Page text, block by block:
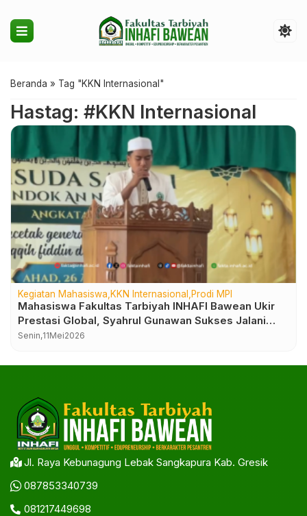
Beranda » Tag "KKN Internasional"
Hastag: #KKN Internasional
Kegiatan Mahasiswa KKN Internasional Prodi MPI
Mahasiswa Fakultas Tarbiyah INHAFI Bawean Ukir
Prestasi Global, Syahrul Gunawan Sukses Jalani
KKN Internasional di Malaysia
Senin,11Mei2026
Jl. Raya Kebunagung Lebak Sangkapura Kab. Gresik
087853340739
081217449698